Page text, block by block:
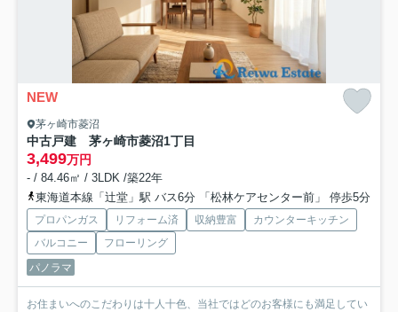
NEW
茅ヶ崎市菱沼
中古戸建 茅ヶ崎市菱沼1丁目
3,499万円
- / 84.46㎡ / 3LDK /築22年
東海道本線「辻堂」駅 バス6分 「松林ケアセンター前」 停歩5分
プロパンガス リフォーム済 収納豊富
カウンターキッチン
バルコニー
フローリング
パノラマ
お住まいへのこだわりは十人十色、当社ではどのお客様にも満足してい